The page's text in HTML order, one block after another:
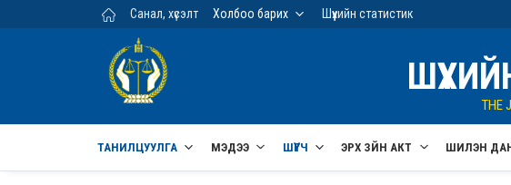
Үндсэн агуулга руу шилжих
Санал, хүсэлт Холбоо барих Шүүхийн статистик
THE
ТАНИЛЦУУЛГА МЭДЭЭ ШҮҮГЧ ЭРХ ЗҮЙН АКТ ШИЛЭН